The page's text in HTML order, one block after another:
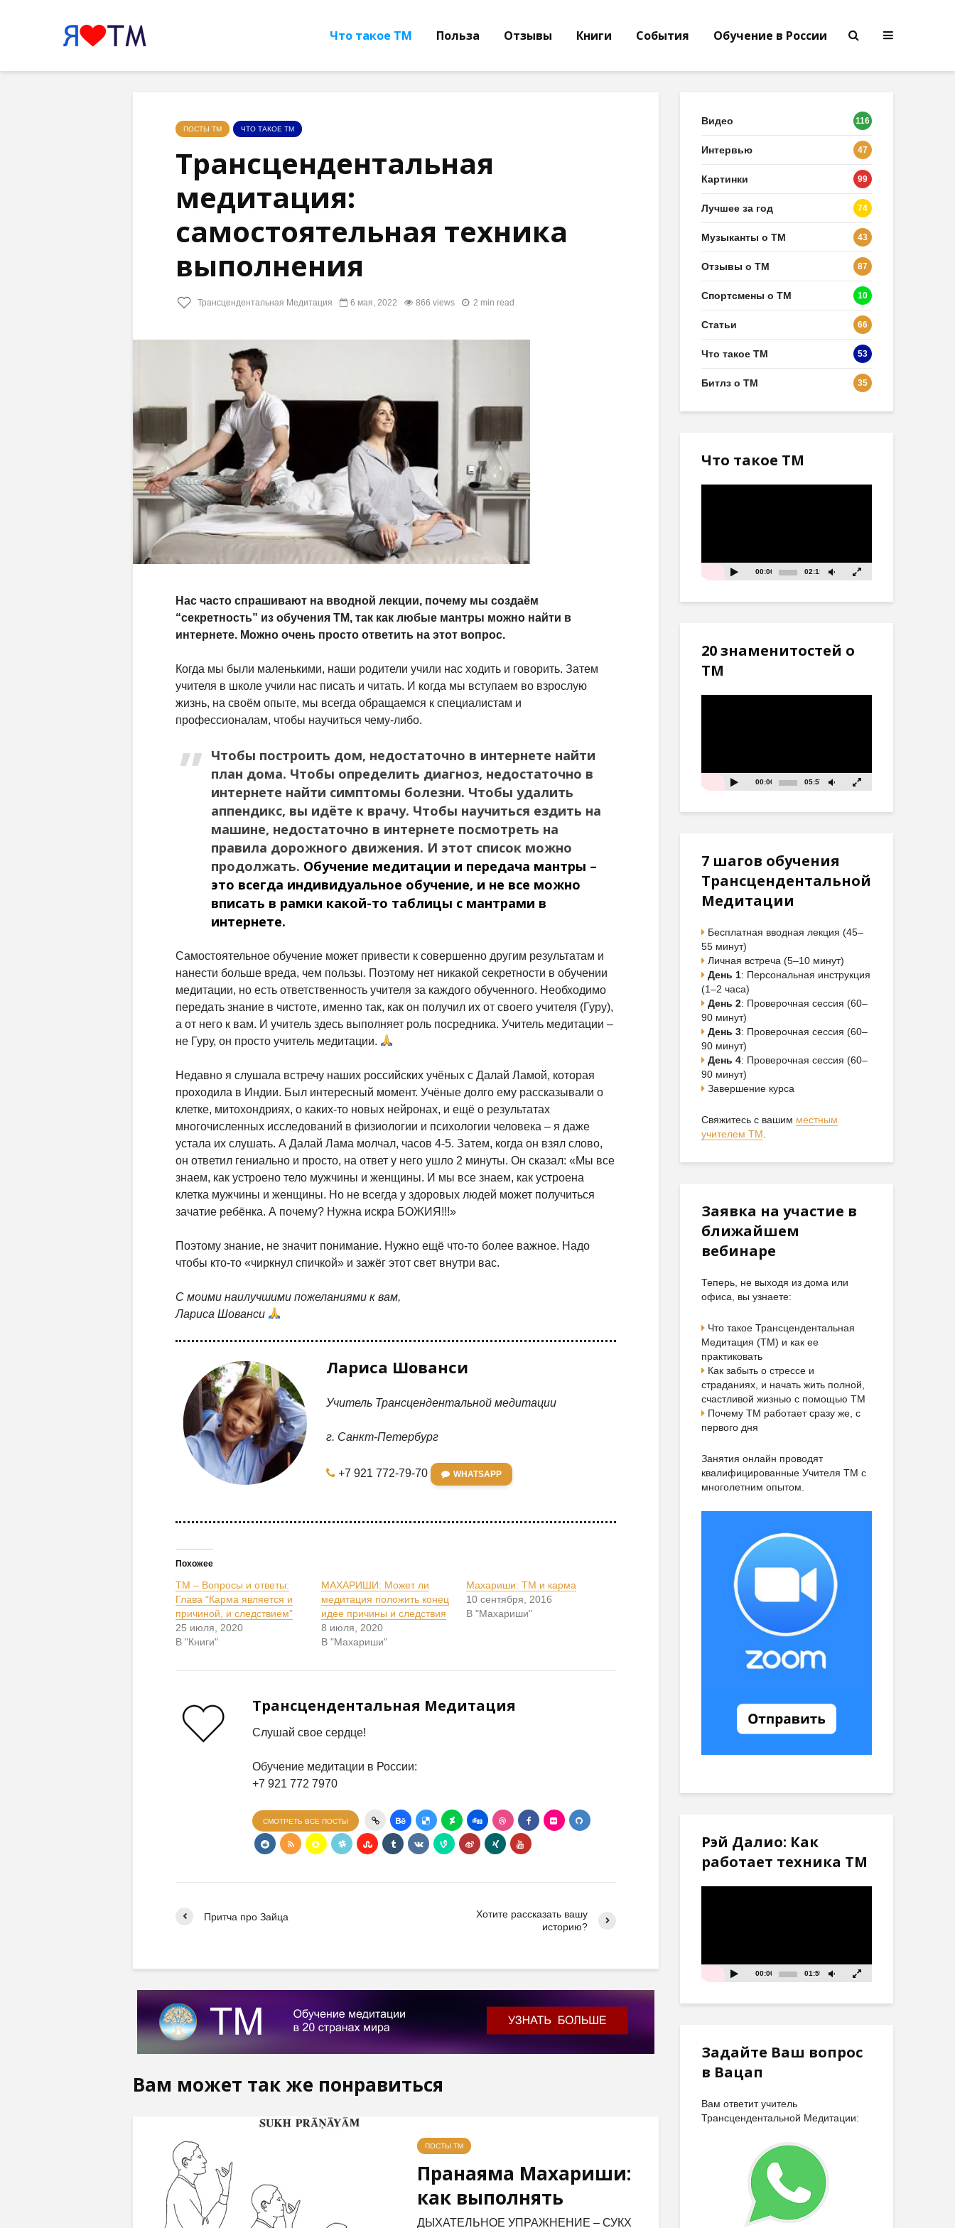
Что такое ТМ Польза Отзывы Книги События Обучение в России
ПОСТЫ ТМ ЧТО ТАКОЕ ТМ
Трансцендентальная
медитация:
самостоятельная техника
выполнения
Трансцендентальная Медитация 6 мая, 2022 866 views 2 min read
Нас часто спрашивают на вводной лекции, почему мы создаём
“секретность” из обучения ТМ, так как любые мантры можно найти в
интернете. Можно очень просто ответить на этот вопрос.
Когда мы были маленькими, наши родители учили нас ходить и говорить. Затем
учителя в школе учили нас писать и читать. И когда мы вступаем во взрослую
жизнь, на своём опыте, мы всегда обращаемся к специалистам и
профессионалам, чтобы научиться чему-либо.
Чтобы построить дом, недостаточно в интернете найти
план дома. Чтобы определить диагноз, недостаточно в
интернете найти симптомы болезни. Чтобы удалить
аппендикс, вы идёте к врачу. Чтобы научиться ездить на
машине, недостаточно в интернете посмотреть на
правила дорожного движения. И этот список можно
продолжать. Обучение медитации и передача мантры –
это всегда индивидуальное обучение, и не все можно
вписать в рамки какой-то таблицы с мантрами в
интернете.
Самостоятельное обучение может привести к совершенно другим результатам и
нанести больше вреда, чем пользы. Поэтому нет никакой секретности в обучении
медитации, но есть ответственность учителя за каждого обученного. Необходимо
передать знание в чистоте, именно так, как он получил их от своего учителя (Гуру),
а от него к вам. И учитель здесь выполняет роль посредника. Учитель медитации –
не Гуру, он просто учитель медитации.
Недавно я слушала встречу наших российских учёных с Далай Ламой, которая
проходила в Индии. Был интересный момент. Учёные долго ему рассказывали о
клетке, митохондриях, о каких-то новых нейронах, и ещё о результатах
многочисленных исследований в физиологии и психологии человека – я даже
устала их слушать. А Далай Лама молчал, часов 4-5. Затем, когда он взял слово,
он ответил гениально и просто, на ответ у него ушло 2 минуты. Он сказал: «Мы все
знаем, как устроено тело мужчины и женщины. И мы все знаем, как устроена
клетка мужчины и женщины. Но не всегда у здоровых людей может получиться
зачатие ребёнка. А почему? Нужна искра БОЖИЯ!!!»
Поэтому знание, не значит понимание. Нужно ещё что-то более важное. Надо
чтобы кто-то «чиркнул спичкой» и зажёг этот свет внутри вас.
С моими наилучшими пожеланиями к вам,
Лариса Шованси
Лариса Шованси
Учитель Трансцендентальной медитации
г. Санкт-Петербург
+7 921 772-79-70 WHATSAPP
Похожее
ТМ – Вопросы и ответы:
Глава “Карма является и
причиной, и следствием”
25 июля, 2020
В "Книги"
МАХАРИШИ: Может ли
медитация положить конец
идее причины и следствия
8 июля, 2020
В "Махариши"
Махариши: ТМ и карма
10 сентября, 2016
В "Махариши"
Трансцендентальная Медитация
Слушай свое сердце!
Обучение медитации в России:
+7 921 772 7970
СМОТРЕТЬ ВСЕ ПОСТЫ
Притча про Зайца
Хотите рассказать вашу
историю?
Вам может так же понравиться
ПОСТЫ ТМ
Пранаяма Махариши:
как выполнять
ДЫХАТЕЛЬНОЕ УПРАЖНЕНИЕ – СУКХ
Видео 116
Интервью 47
Картинки 99
Лучшее за год 74
Музыканты о ТМ 43
Отзывы о ТМ 87
Спортсмены о ТМ 10
Статьи 66
Что такое ТМ 53
Битлз о ТМ 35
Что такое ТМ
00:00 02:13
20 знаменитостей о
ТМ
00:00 05:57
7 шагов обучения
Трансцендентальной
Медитации
Бесплатная вводная лекция (45–
55 минут)
Личная встреча (5–10 минут)
День 1: Персональная инструкция
(1–2 часа)
День 2: Проверочная сессия (60–
90 минут)
День 3: Проверочная сессия (60–
90 минут)
День 4: Проверочная сессия (60–
90 минут)
Завершение курса
Свяжитесь с вашим местным
учителем ТМ
Заявка на участие в
ближайшем
вебинаре
Теперь, не выходя из дома или
офиса, вы узнаете:
Что такое Трансцендентальная
Медитация (ТМ) и как ее
практиковать
Как забыть о стрессе и
страданиях, и начать жить полной,
счастливой жизнью с помощью ТМ
Почему ТМ работает сразу же, с
первого дня
Занятия онлайн проводят
квалифицированные Учителя ТМ с
многолетним опытом.
Рэй Далио: Как
работает техника ТМ
00:00 01:59
Задайте Ваш вопрос
в Вацап
Вам ответит учитель
Трансцендентальной Медитации: